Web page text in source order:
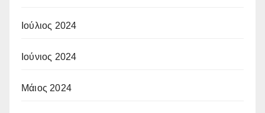
Ιούλιος 2024
Ιούνιος 2024
Μάιος 2024